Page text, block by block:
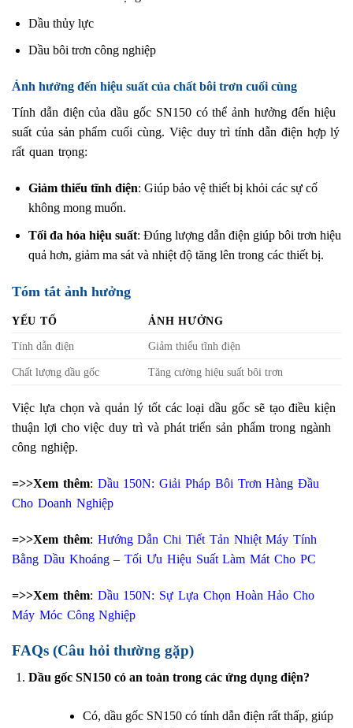
Dầu thủy lực
Dầu bôi trơn công nghiệp
Ảnh hưởng đến hiệu suất của chất bôi trơn cuối cùng
Tính dẫn điện của dầu gốc SN150 có thể ảnh hưởng đến hiệu
suất của sản phẩm cuối cùng. Việc duy trì tính dẫn điện hợp lý
rất quan trọng:
Giảm thiểu tĩnh điện: Giúp bảo vệ thiết bị khỏi các sự cố
không mong muốn.
Tối đa hóa hiệu suất: Đúng lượng dẫn điện giúp bôi trơn hiệu
quả hơn, giảm ma sát và nhiệt độ tăng lên trong các thiết bị.
Tóm tắt ảnh hưởng
YẾU TỐ
ẢNH HƯỞNG
Tính dẫn điện
Giảm thiểu tĩnh điện
Chất lượng dầu gốc Tăng cường hiệu suất bôi trơn
Việc lựa chọn và quản lý tốt các loại dầu gốc sẽ tạo điều kiện
thuận lợi cho việc duy trì và phát triển sản phẩm trong ngành
công nghiệp.
=>>Xem thêm: Dầu 150N: Giải Pháp Bôi Trơn Hàng Đầu
Cho Doanh Nghiệp
=>>Xem thêm: Hướng Dẫn Chi Tiết Tản Nhiệt Máy Tính
Bằng Dầu Khoáng – Tối Ưu Hiệu Suất Làm Mát Cho PC
=>>Xem thêm: Dầu 150N: Sự Lựa Chọn Hoàn Hảo Cho
Máy Móc Công Nghiệp
FAQs (Câu hỏi thường gặp)
Dầu gốc SN150 có an toàn trong các ứng dụng điện?
Có, dầu gốc SN150 có tính dẫn điện rất thấp, giúp